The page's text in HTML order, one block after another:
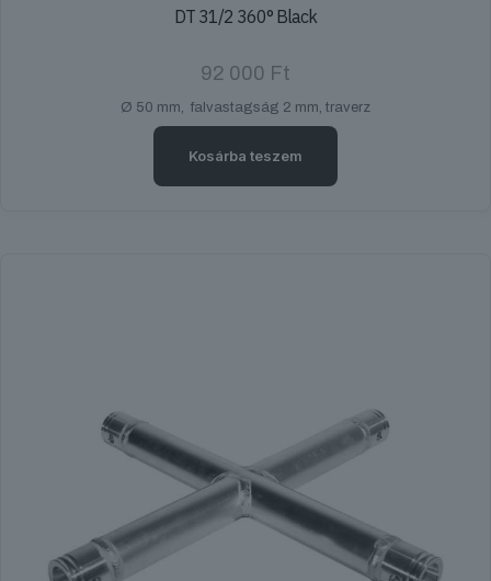
DT 31/2 360° Black
92 000 Ft
Ø 50 mm, falvastagság 2 mm, traverz
Kosárba teszem